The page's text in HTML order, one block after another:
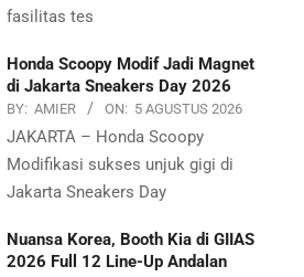
fasilitas tes
Honda Scoopy Modif Jadi Magnet
di Jakarta Sneakers Day 2026
BY: AMIER ON: 5 AGUSTUS 2026
JAKARTA – Honda Scoopy
Modifikasi sukses unjuk gigi di
Jakarta Sneakers Day
Nuansa Korea, Booth Kia di GIIAS
2026 Full 12 Line-Up Andalan